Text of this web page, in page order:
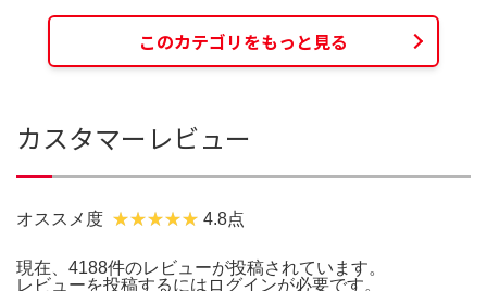
このカテゴリをもっと見る
カスタマーレビュー
オススメ度 4.8点
現在、4188件のレビューが投稿されています。
レビューを投稿するには ログインが必要です。